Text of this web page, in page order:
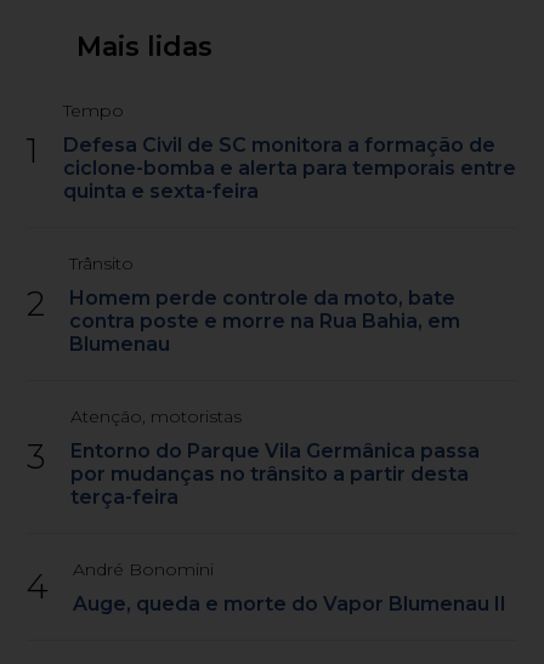
Mais lidas
1
Tempo
Defesa Civil de SC monitora a formação de
ciclone-bomba e alerta para temporais entre
quinta e sexta-feira
2
Trânsito
Homem perde controle da moto, bate
contra poste e morre na Rua Bahia, em
Blumenau
3
Atenção, motoristas
Entorno do Parque Vila Germânica passa
por mudanças no trânsito a partir desta
terça-feira
4 André Bonomini
Auge, queda e morte do Vapor Blumenau II